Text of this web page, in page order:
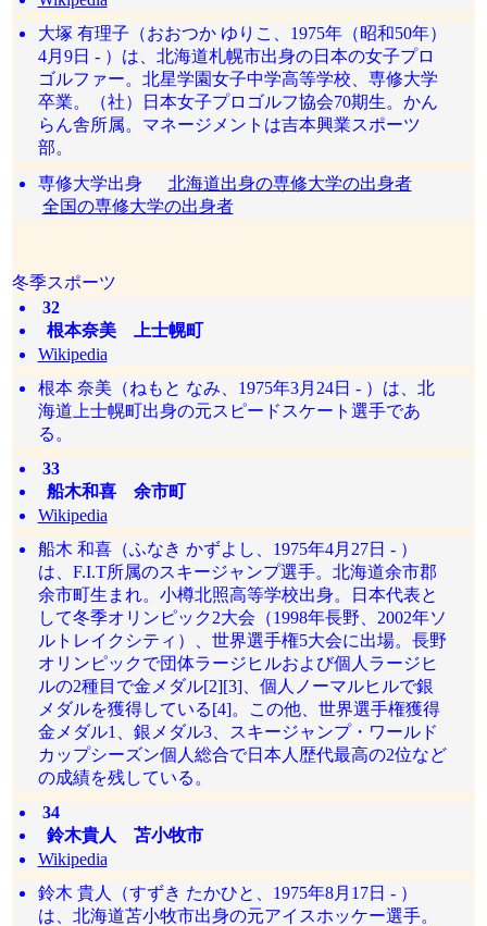
大塚 有理子（おおつか ゆりこ、1975年（昭和50年）
4月9日 - ）は、北海道札幌市出身の日本の女子プロ
ゴルファー。北星学園女子中学高等学校、専修大学
卒業。（社）日本女子プロゴルフ協会70期生。かん
らん舎所属。マネージメントは吉本興業スポーツ
部。
専修大学出身 北海道出身の専修大学の出身者
全国の専修大学の出身者
冬季スポーツ
32
根本奈美 上士幌町
Wikipedia
根本 奈美（ねもと なみ、1975年3月24日 - ）は、北
海道上士幌町出身の元スピードスケート選手であ
る。
33
船木和喜 余市町
Wikipedia
船木 和喜（ふなき かずよし、1975年4月27日 - ）
は、F.I.T所属のスキージャンプ選手。北海道余市郡
余市町生まれ。小樽北照高等学校出身。日本代表と
して冬季オリンピック2大会（1998年長野、2002年ソ
ルトレイクシティ）、世界選手権5大会に出場。長野
オリンピックで団体ラージヒルおよび個人ラージヒ
ルの2種目で金メダル[2][3]、個人ノーマルヒルで銀
メダルを獲得している[4]。この他、世界選手権獲得
金メダル1、銀メダル3、スキージャンプ・ワールド
カップシーズン個人総合で日本人歴代最高の2位など
の成績を残している。
34
鈴木貴人 苫小牧市
Wikipedia
鈴木 貴人（すずき たかひと、1975年8月17日 - ）
は、北海道苫小牧市出身の元アイスホッケー選手。